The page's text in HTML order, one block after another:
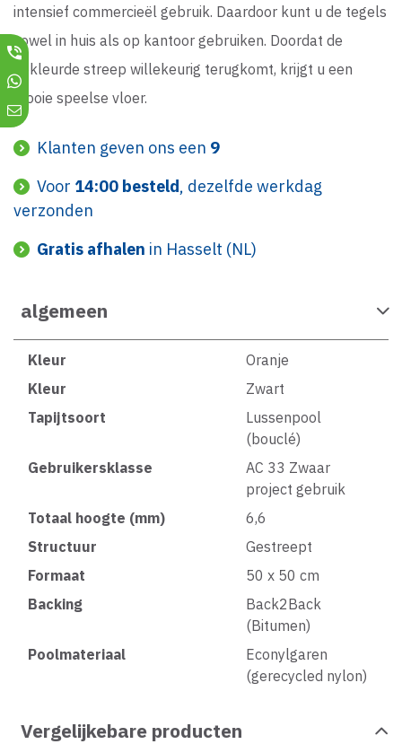
intensief commercieël gebruik. Daardoor kunt u de tegels
zowel in huis als op kantoor gebruiken. Doordat de
gekleurde streep willekeurig terugkomt, krijgt u een
mooie speelse vloer.
Klanten geven ons een 9
Voor 14:00 besteld, dezelfde werkdag
verzonden
Gratis afhalen in Hasselt (NL)
algemeen
Kleur
Oranje
Kleur
Zwart
Tapijtsoort
Lussenpool
(bouclé)
Gebruikersklasse
AC 33 Zwaar
project gebruik
Totaal hoogte (mm)
6,6
Structuur
Gestreept
Formaat
50 x 50 cm
Backing
Back2Back
(Bitumen)
Poolmateriaal
Econylgaren
(gerecycled nylon)
Vergelijkebare producten